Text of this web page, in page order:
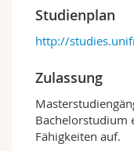
mit
des Master-
spezifischer
systematischen
transnationaler
in den
Studienplan
http://
Zulassung
Bachelorstudium
Fähigkeiten auf.